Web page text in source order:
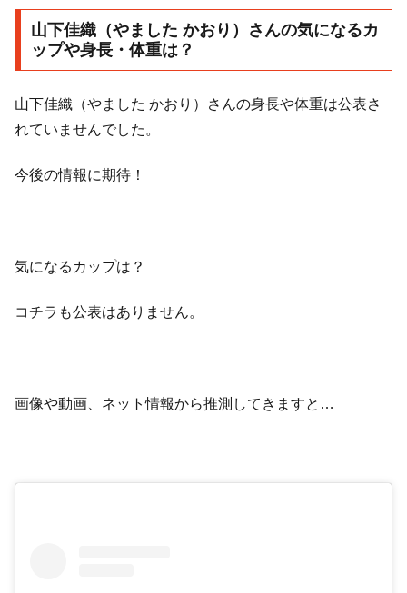
山下佳織（やました かおり）さんの気になるカ
ップや身長・体重は？
山下佳織（やました かおり）さんの身長や体重は公表さ
れていませんでした。
今後の情報に期待！
気になるカップは？
コチラも公表はありません。
画像や動画、ネット情報から推測してきますと…